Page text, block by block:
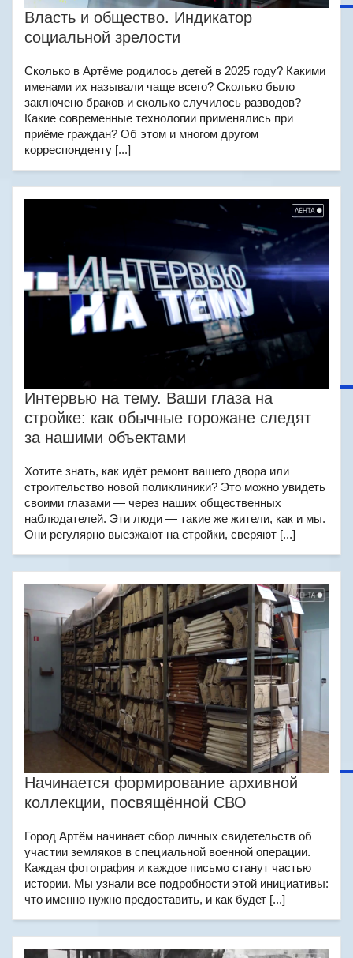
Власть и общество. Индикатор
социальной зрелости
Сколько в Артёме родилось детей в 2025 году? Какими
именами их называли чаще всего? Сколько было
заключено браков и сколько случилось разводов?
Какие современные технологии применялись при
приёме граждан? Об этом и многом другом
корреспонденту [...]
Интервью на тему. Ваши глаза на
стройке: как обычные горожане следят
за нашими объектами
Хотите знать, как идёт ремонт вашего двора или
строительство новой поликлиники? Это можно увидеть
своими глазами — через наших общественных
наблюдателей. Эти люди — такие же жители, как и мы.
Они регулярно выезжают на стройки, сверяют [...]
Начинается формирование архивной
коллекции, посвящённой СВО
Город Артём начинает сбор личных свидетельств об
участии земляков в специальной военной операции.
Каждая фотография и каждое письмо станут частью
истории. Мы узнали все подробности этой инициативы:
что именно нужно предоставить, и как будет [...]